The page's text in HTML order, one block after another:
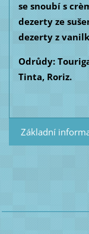
se snoubí s
dezerty ze
dezerty z
Odrůdy:
Tinta, Roriz.
Základní